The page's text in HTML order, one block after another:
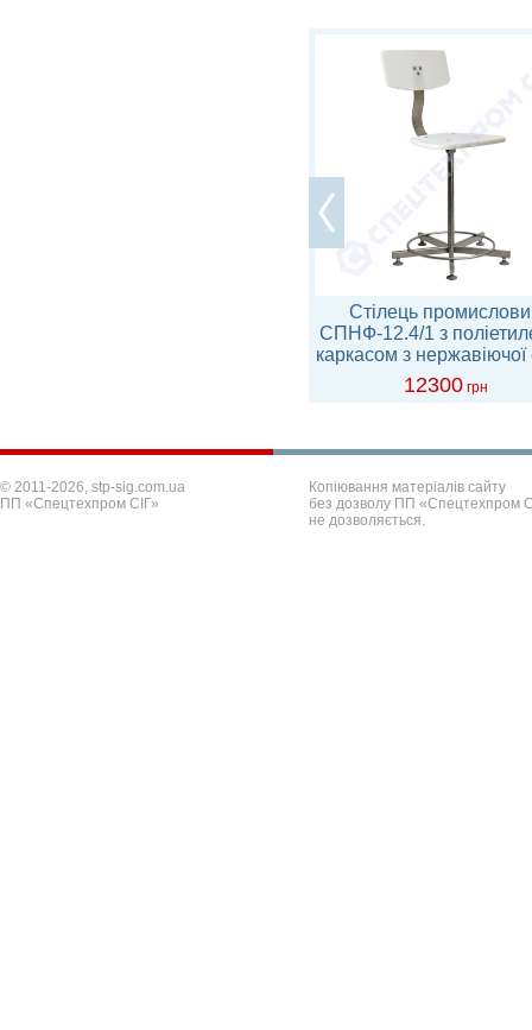
Стілець
СПНФ-12.4/1 з
каркасом з нержавіючої
12300 грн
© 2011-2026, stp-sig.com.ua
ПП «Спецтехпром СІГ»
Копіювання матеріалів сайту
без дозволу ПП «Спецтехпром
не дозволяється.